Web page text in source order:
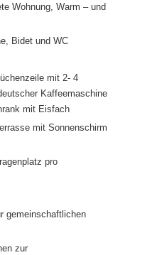
Wohnung, Warm – und
Bidet und WC
mit 2- 4
Kaffeemaschine
mit Eisfach
mit Sonnenschirm
pro
gemeinschaftlichen
zur